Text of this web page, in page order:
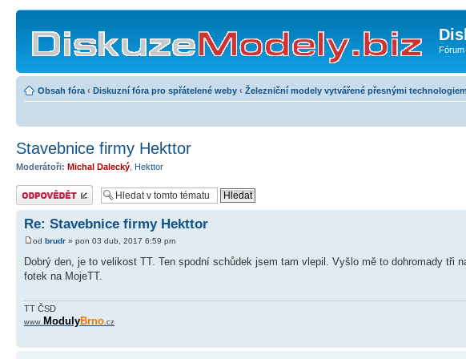
Fórum
Obsah fóra ‹ Diskuzní fóra pro spřátelené weby ‹ Železniční modely vytvářené přesnými
Stavebnice firmy Hekttor
Moderátoři: Michal Dalecký Hekttor
Odeslat odpověď
Re: Stavebnice firmy Hekttor
od brudr » pon 03 dub, 2017 6:59 pm
Dobrý den, je to velikost TT. Ten spodní schůdek jsem tam vlepil. Vyšlo mě to dohromady tři
fotek na MojeTT.
TT ČSD
www. ModulyBrno .cz